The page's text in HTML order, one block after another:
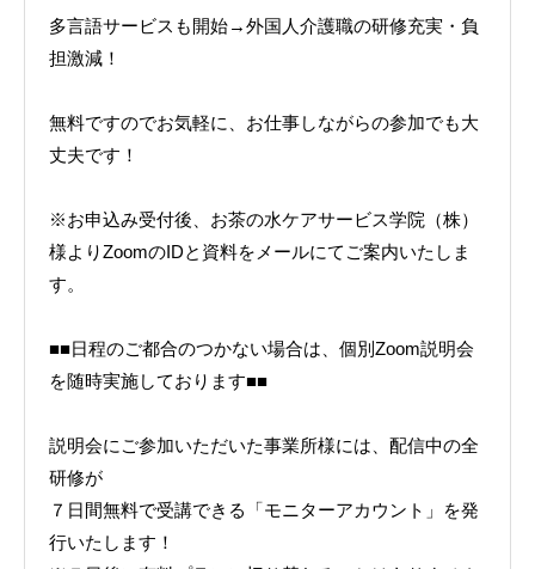
多言語サービスも開始→外国人介護職の研修充実・負
担激減！
無料ですのでお気軽に、お仕事しながらの参加でも大
丈夫です！
※お申込み受付後、お茶の水ケアサービス学院（株）
様よりZoomのIDと資料をメールにてご案内いたしま
す。
■■日程のご都合のつかない場合は、個別Zoom説明会
を随時実施しております■■
説明会にご参加いただいた事業所様には、配信中の全
研修が
７日間無料で受講できる「モニターアカウント」を発
行いたします！